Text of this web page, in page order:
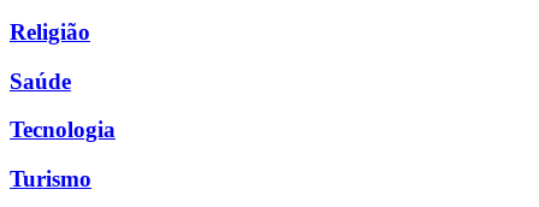
Religião
Saúde
Tecnologia
Turismo